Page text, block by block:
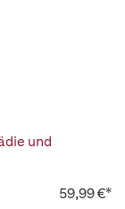
und
59,99 €*